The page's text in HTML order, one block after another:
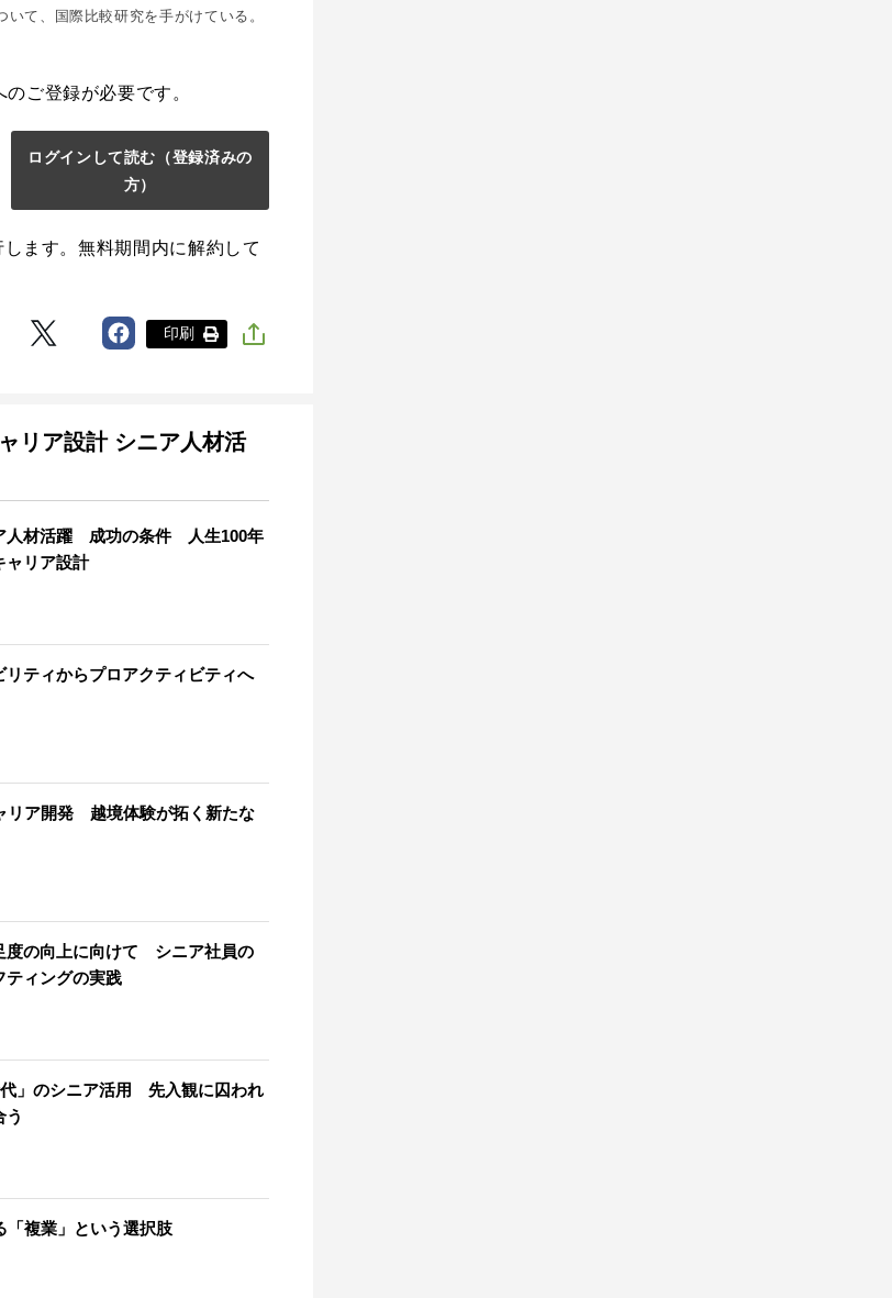
いて、国際比較研究を手がけている。
ご登録が必要です。
ログインして読む （登録済みの
方）
ます。無料期間内に解約して
印刷
リア設計 シニア人材活
材活躍 成功の条件 人生100年
ャリア設計
リティからプロアクティビティへ
リア開発 越境体験が拓く新たな
度の向上に向けて シニア社員の
ティングの実践
代」のシニア活用 先入観に囚われ
う
「複業」という選択肢